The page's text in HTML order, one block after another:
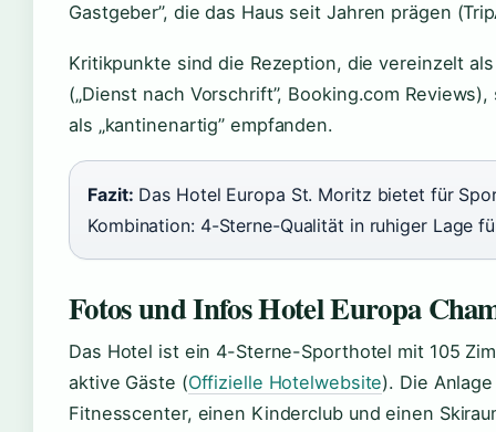
Gastgeber”, die das Haus seit Jahren prägen
Kritikpunkte sind die Rezeption, die vereinzelt
(„Dienst nach Vorschrift”, Booking.com
als „kantinenartig” empfanden.
Fazit: Das Hotel Europa St. Moritz bietet für
Kombination: 4-Sterne-Qualität in ruhiger Lage
Fotos und Infos Hotel Europa
Das Hotel ist ein 4-Sterne-Sporthotel mit 105
aktive Gäste (Offizielle Hotelwebsite). Die
Fitnesscenter, einen Kinderclub und einen